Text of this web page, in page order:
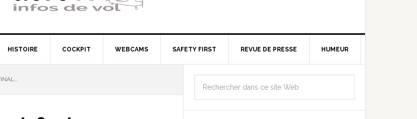
HISTOIRE COCKPIT WEBCAMS SAFETY FIRST REVUE DE PRESSE HUMEUR